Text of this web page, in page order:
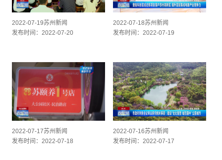
2022-07-19苏州新闻
发布时间：2022-07-20
2022-07-18苏州新闻
发布时间：2022-07-19
2022-07-17苏州新闻
发布时间：2022-07-18
2022-07-16苏州新闻
发布时间：2022-07-17